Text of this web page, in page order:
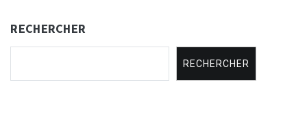
RECHERCHER
RECHERCHER